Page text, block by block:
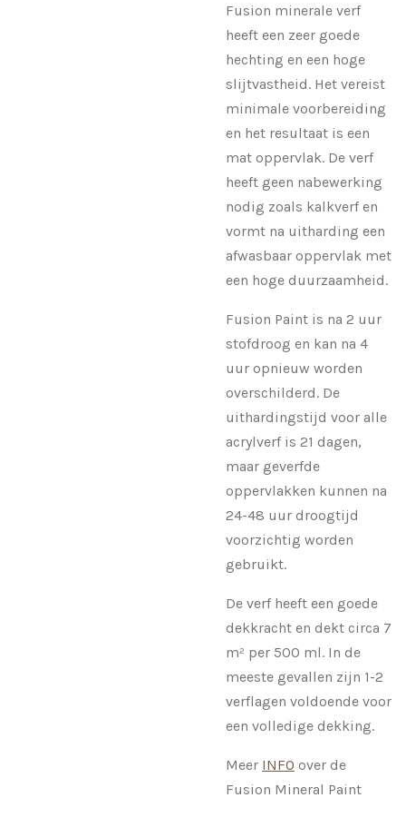
Fusion minerale verf
heeft een zeer goede
hechting en een hoge
slijtvastheid. Het vereist
minimale voorbereiding
en het resultaat is een
mat oppervlak. De verf
heeft geen nabewerking
nodig zoals kalkverf en
vormt na uitharding een
afwasbaar oppervlak met
een hoge duurzaamheid.
Fusion Paint is na 2 uur
stofdroog en kan na 4
uur opnieuw worden
overschilderd. De
uithardingstijd voor alle
acrylverf is 21 dagen,
maar geverfde
oppervlakken kunnen na
24-48 uur droogtijd
voorzichtig worden
gebruikt.
De verf heeft een goede
dekkracht en dekt circa 7
m² per 500 ml. In de
meeste gevallen zijn 1-2
verflagen voldoende voor
een volledige dekking.
Meer INFO over de
Fusion Mineral Paint